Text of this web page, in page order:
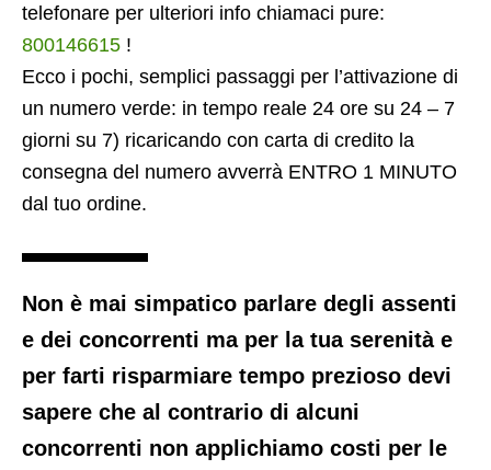
telefonare per ulteriori info chiamaci pure:
800146615 !
Ecco i pochi, semplici passaggi per l’attivazione di
un numero verde: in tempo reale 24 ore su 24 – 7
giorni su 7) ricaricando con carta di credito la
consegna del numero avverrà ENTRO 1 MINUTO
dal tuo ordine.
Non è mai simpatico parlare degli assenti
e dei concorrenti ma per la tua serenità e
per farti risparmiare tempo prezioso devi
sapere che al contrario di alcuni
concorrenti non applichiamo costi per le